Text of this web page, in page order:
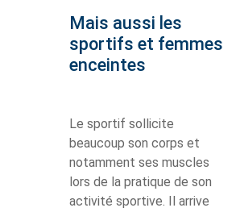
Mais aussi les
sportifs et femmes
enceintes
Le sportif sollicite
beaucoup son corps et
notamment ses muscles
lors de la pratique de son
activité sportive. Il arrive